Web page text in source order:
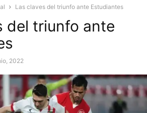
Las claves del triunfo ante Estudiantes
del triunfo ante
2022